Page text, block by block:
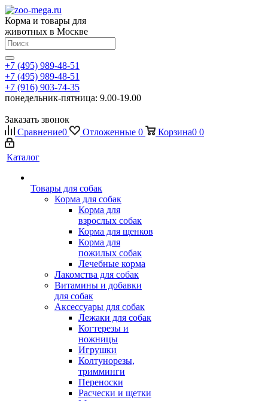
Корма и товары для
животных в Москве
+7 (495) 989-48-51
+7 (495) 989-48-51
+7 (916) 903-74-35
понедельник-пятница: 9.00-19.00
Заказать звонок
Сравнение0 Отложенные 0 Корзина0 0
Каталог
Товары для собак
Корма для собак
Корма для
взрослых собак
Корма для щенков
Корма для
пожилых собак
Лечебные корма
Лакомства для собак
Витамины и добавки
для собак
Аксессуары для собак
Лежаки для собак
Когтерезы и
ножницы
Игрушки
Колтунорезы,
тримминги
Переноски
Расчески и щетки